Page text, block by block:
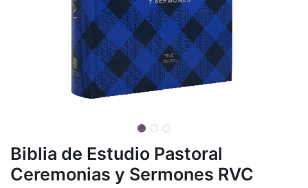
Biblia de Estudio Pastoral
Ceremonias y Sermones RVC